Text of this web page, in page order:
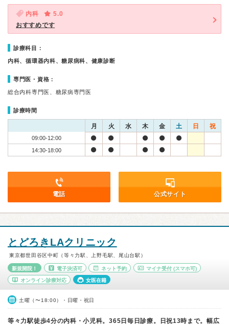
内科
5.0
おすすめです
診療科目：
内科、循環器内科、糖尿病科、健康診断
専門医・資格：
総合内科専門医、糖尿病専門医
診療時間
月 火 水 木 金 土 日 祝
09:00-12:00
14:30-18:00
電話 公式サイト
とどろきLAクリニック
東京都世田谷区中町（等々力駅、上野毛駅、尾山台駅）
新規開院！ 電子決済可 ネット予約 マイナ受付 (スマホ可)
オンライン診療対応 女医在籍
土曜（〜18:00）・日曜・祝日
等々力駅徒歩4分の内科・小児科。365日毎日診療。日祝13時まで。幅広